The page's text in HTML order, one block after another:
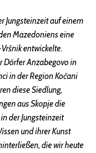
Jungsteinzeit auf einem
Mazedoniens eine
entwickelte.
Dörfer Anzabegovo in
in der Region Kočani
diese Siedlung,
aus Skopje die
der Jungsteinzeit
und ihrer Kunst
die wir heute